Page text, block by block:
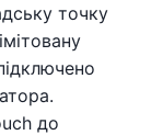
точку
до